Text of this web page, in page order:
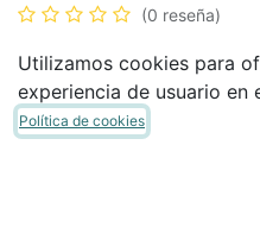
(0 reseña)
41,63€ 48,98€
Utilizamos cookies para
experiencia de usuario en
Política de cookies